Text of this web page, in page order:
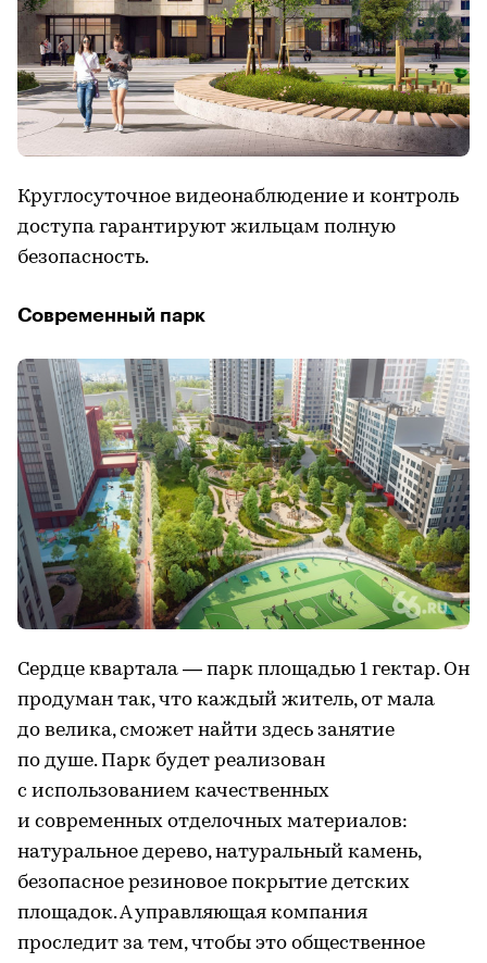
Круглосуточное видеонаблюдение и контроль
доступа гарантируют жильцам полную
безопасность.
Современный парк
Сердце квартала — парк площадью 1 гектар. Он
продуман так, что каждый житель, от мала
до велика, сможет найти здесь занятие
по душе. Парк будет реализован
с использованием качественных
и современных отделочных материалов:
натуральное дерево, натуральный камень,
безопасное резиновое покрытие детских
площадок. А управляющая компания
проследит за тем, чтобы это общественное